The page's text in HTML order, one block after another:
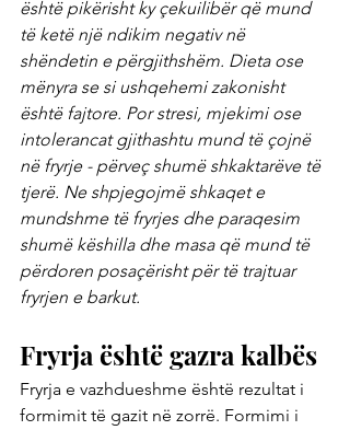
është pikërisht ky çekuilibër që mund
të ketë një ndikim negativ në
shëndetin e përgjithshëm. Dieta ose
mënyra se si ushqehemi zakonisht
është fajtore. Por stresi, mjekimi ose
intolerancat gjithashtu mund të çojnë
në fryrje - përveç shumë shkaktarëve të
tjerë. Ne shpjegojmë shkaqet e
mundshme të fryrjes dhe paraqesim
shumë këshilla dhe masa që mund të
përdoren posaçërisht për të trajtuar
fryrjen e barkut.
Fryrja është gazra kalbës
Fryrja e vazhdueshme është rezultat i
formimit të gazit në zorrë. Formimi i